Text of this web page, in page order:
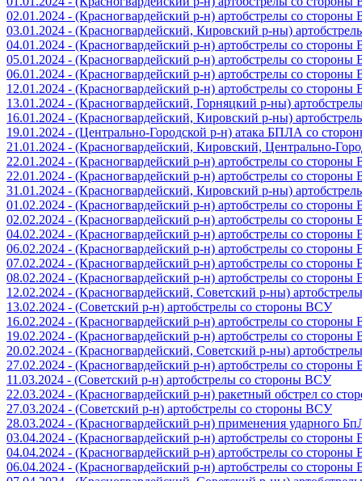
02.01.2024 - (Красногвардейский р-н) артобстрелы со
03.01.2024 - (Красногвардейский, Кировский р-ны)
04.01.2024 - (Красногвардейский р-н) артобстрелы со
05.01.2024 - (Красногвардейский р-н) артобстрелы со
06.01.2024 - (Красногвардейский р-н) артобстрелы со
12.01.2024 - (Красногвардейский р-н) артобстрелы со
13.01.2024 - (Красногвардейский, Горняцкий р-ны)
16.01.2024 - (Красногвардейский, Кировский р-ны)
19.01.2024 - (Центрально-Городской р-н) атака БПЛА со
21.01.2024 - (Красногвардейский, Кировский, Центрально-
22.01.2024 - (Красногвардейский р-н) артобстрелы со
22.01.2024 - (Красногвардейский р-н) артобстрелы со
31.01.2024 - (Красногвардейский, Кировский р-ны)
01.02.2024 - (Красногвардейский р-н) артобстрелы со
02.02.2024 - (Красногвардейский р-н) артобстрелы со
04.02.2024 - (Красногвардейский р-н) артобстрелы со
06.02.2024 - (Красногвардейский р-н) артобстрелы со
07.02.2024 - (Красногвардейский р-н) артобстрелы со
08.02.2024 - (Красногвардейский р-н) артобстрелы со
12.02.2024 - (Красногвардейский, Советский р-ны)
13.02.2024 - (Советский р-н) артобстрелы со стороны ВСУ
16.02.2024 - (Красногвардейский р-н) артобстрелы со
19.02.2024 - (Красногвардейский р-н) артобстрелы со
20.02.2024 - (Красногвардейский, Советский р-ны)
27.02.2024 - (Красногвардейский р-н) артобстрелы со
11.03.2024 - (Советский р-н) артобстрелы со стороны ВСУ
22.03.2024 - (Красногвардейский р-н) ракетный обстрел со
27.03.2024 - (Советский р-н) артобстрелы со стороны ВСУ
28.03.2024 - (Красногвардейский р-н) применения ударного
03.04.2024 - (Красногвардейский р-н) артобстрелы со
04.04.2024 - (Красногвардейский р-н) артобстрелы со
06.04.2024 - (Красногвардейский р-н) артобстрелы со